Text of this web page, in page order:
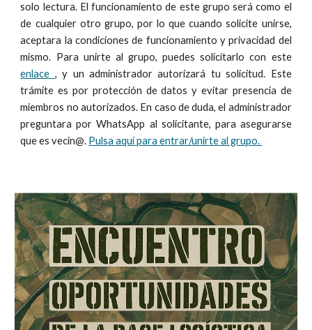
solo lectura. El funcionamiento de este grupo será como el
de cualquier otro grupo, por lo que cuando solicite unirse,
aceptara la condiciones de funcionamiento y privacidad del
mismo. Para unirte al grupo, puedes solicitarlo con este
enlace , y un administrador autorizará tu solicitud. Este
trámite es por protección de datos y evitar presencia de
miembros no autorizados. En caso de duda, el administrador
preguntara por WhatsApp al solicitante, para asegurarse
que es vecin@. Pulsa aquí para entrar/unirte al grupo.